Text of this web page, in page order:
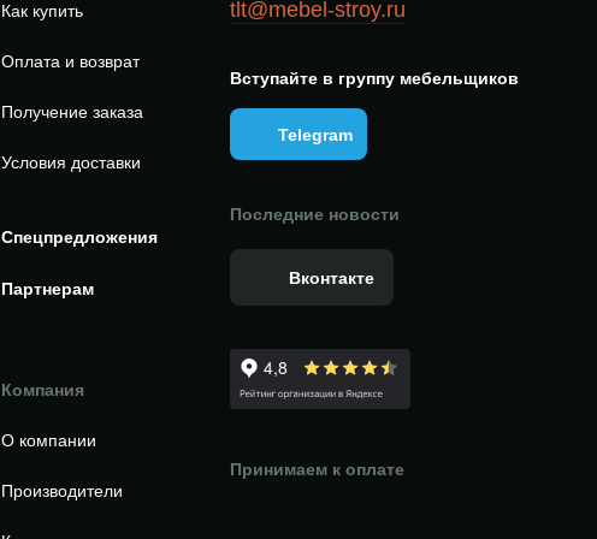
Как купить
Оплата и возврат
Получение заказа
Условия доставки
Спецпредложения
Партнерам
Компания
О компании
Производители
tlt@mebel-stroy.ru
Вступайте в группу мебельщиков
Telegram
Последние новости
Вконтакте
Принимаем к оплате